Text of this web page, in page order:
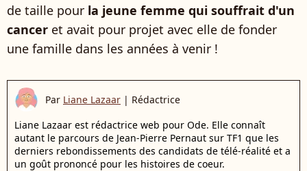
de taille pour la jeune femme qui souffrait d'un
cancer et avait pour projet avec elle de fonder
une famille dans les années à venir !
Par Liane Lazaar | Rédactrice
Liane Lazaar est rédactrice web pour Ode. Elle connaît
autant le parcours de Jean-Pierre Pernaut sur TF1 que les
derniers rebondissements des candidats de télé-réalité et a
un goût prononcé pour les histoires de coeur.